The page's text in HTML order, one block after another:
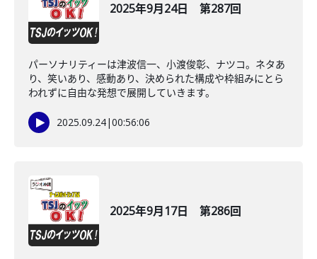
2025年9月24日 第287回
パーソナリティーは津波信一、小渡俊彰、ナツコ。ネタあ
り、笑いあり、感動あり、決められた構成や枠組みにとら
われずに自由な発想で展開していきます。
2025.09.24|00:56:06
2025年9月17日 第286回